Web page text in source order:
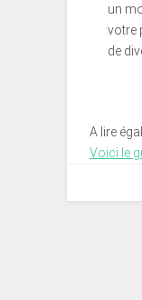
un
votre
de
A lire
Voici le